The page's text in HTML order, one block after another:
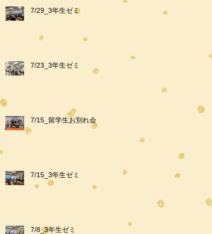
7/29_3年生ゼミ
7/23_3年生ゼミ
7/15_留学生お別れ会
7/15_3年生ゼミ
7/8_3年生ゼミ